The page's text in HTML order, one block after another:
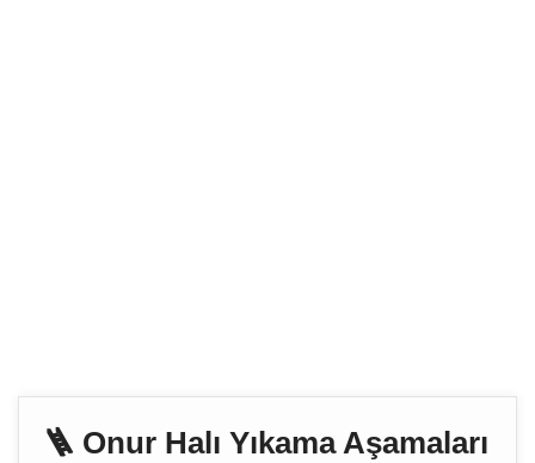
🪜 Onur Halı Yıkama Aşamaları